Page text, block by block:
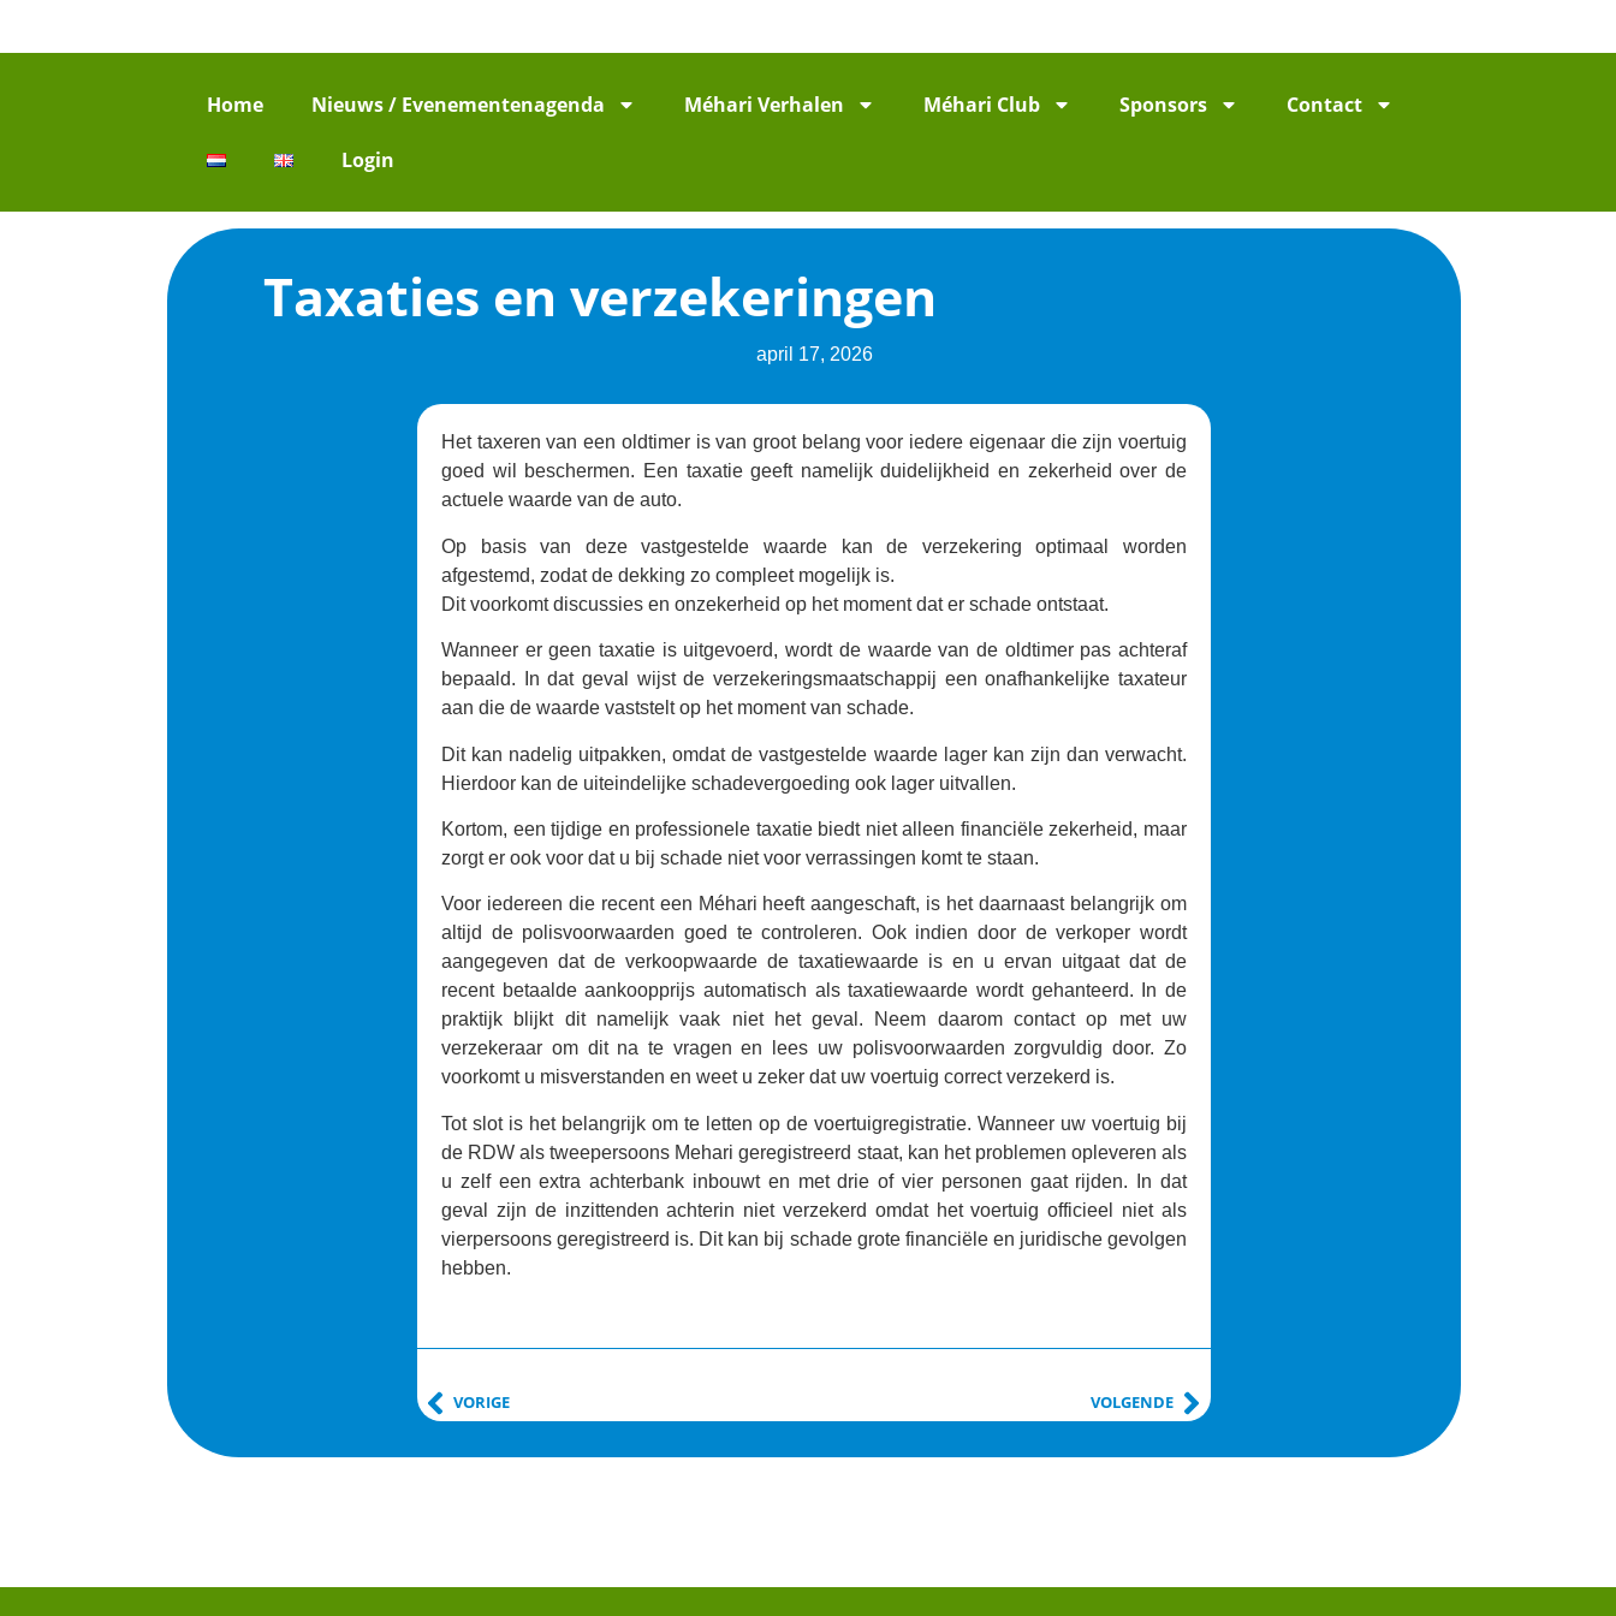
Home Nieuws / Evenementenagenda Méhari Verhalen Méhari Club Sponsors Contact
Login
Taxaties en verzekeringen
april 17, 2026
Het taxeren van een oldtimer is van groot belang voor iedere eigenaar die zijn voertuig
goed wil beschermen. Een taxatie geeft namelijk duidelijkheid en zekerheid over de
actuele waarde van de auto.
Op basis van deze vastgestelde waarde kan de verzekering optimaal worden
afgestemd, zodat de dekking zo compleet mogelijk is.
Dit voorkomt discussies en onzekerheid op het moment dat er schade ontstaat.
Wanneer er geen taxatie is uitgevoerd, wordt de waarde van de oldtimer pas achteraf
bepaald. In dat geval wijst de verzekeringsmaatschappij een onafhankelijke taxateur
aan die de waarde vaststelt op het moment van schade.
Dit kan nadelig uitpakken, omdat de vastgestelde waarde lager kan zijn dan verwacht.
Hierdoor kan de uiteindelijke schadevergoeding ook lager uitvallen.
Kortom, een tijdige en professionele taxatie biedt niet alleen financiële zekerheid, maar
zorgt er ook voor dat u bij schade niet voor verrassingen komt te staan.
Voor iedereen die recent een Méhari heeft aangeschaft, is het daarnaast belangrijk om
altijd de polisvoorwaarden goed te controleren. Ook indien door de verkoper wordt
aangegeven dat de verkoopwaarde de taxatiewaarde is en u ervan uitgaat dat de
recent betaalde aankoopprijs automatisch als taxatiewaarde wordt gehanteerd. In de
praktijk blijkt dit namelijk vaak niet het geval. Neem daarom contact op met uw
verzekeraar om dit na te vragen en lees uw polisvoorwaarden zorgvuldig door. Zo
voorkomt u misverstanden en weet u zeker dat uw voertuig correct verzekerd is.
Tot slot is het belangrijk om te letten op de voertuigregistratie. Wanneer uw voertuig bij
de RDW als tweepersoons Mehari geregistreerd staat, kan het problemen opleveren als
u zelf een extra achterbank inbouwt en met drie of vier personen gaat rijden. In dat
geval zijn de inzittenden achterin niet verzekerd omdat het voertuig officieel niet als
vierpersoons geregistreerd is. Dit kan bij schade grote financiële en juridische gevolgen
hebben.
VORIGE VOLGENDE